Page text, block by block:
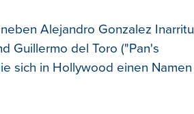
Alejandro Gonzalez Inarritu
Guillermo del Toro ("Pan's
sich in Hollywood einen Namen